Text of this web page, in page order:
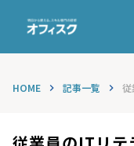
HOME keyboard_arrow_right 記事一覧 keyboard_arrow_right 従